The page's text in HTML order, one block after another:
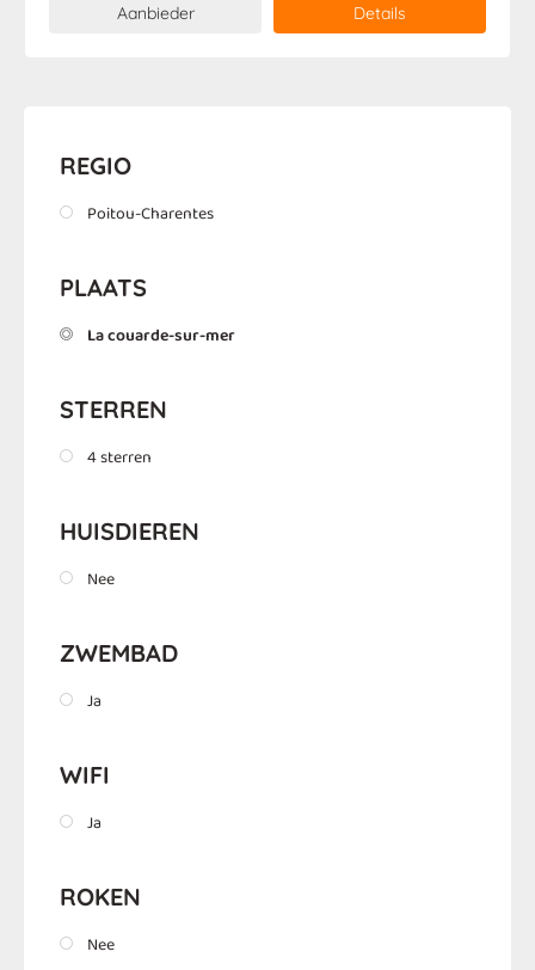
REGIO
Poitou-Charentes
PLAATS
La couarde-sur-mer
STERREN
4 sterren
HUISDIEREN
Nee
ZWEMBAD
Ja
WIFI
Ja
ROKEN
Nee
Aanbieder Details